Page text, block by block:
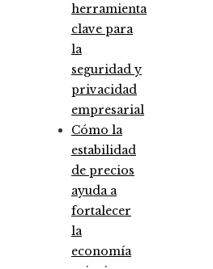
herramienta
clave para
la
seguridad y
privacidad
empresarial
Cómo la
estabilidad
de precios
ayuda a
fortalecer
la
economía